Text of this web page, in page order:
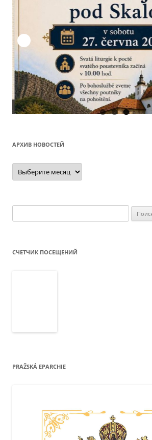
АРХИВ НОВОСТЕЙ
Архив
новостей
СЧЕТЧИК ПОСЕЩЕНИЙ
PRAŽSKÁ EPARCHIE